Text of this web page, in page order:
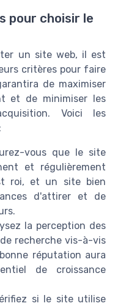
pour choisir le
un site web, il est
critères pour faire
de maximiser
et de minimiser les
Voici les
vous que le site
et régulièrement
roi, et un site bien
d'attirer et de
la perception des
recherche vis-à-vis
réputation aura
de croissance
si le site utilise